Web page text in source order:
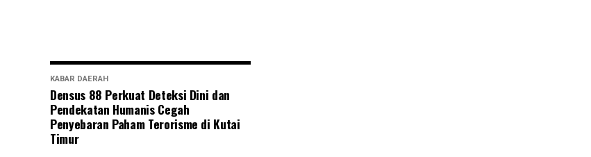
KABAR DAERAH
Densus 88 Perkuat Deteksi Dini dan
Pendekatan Humanis Cegah
Penyebaran Paham Terorisme di Kutai
Timur